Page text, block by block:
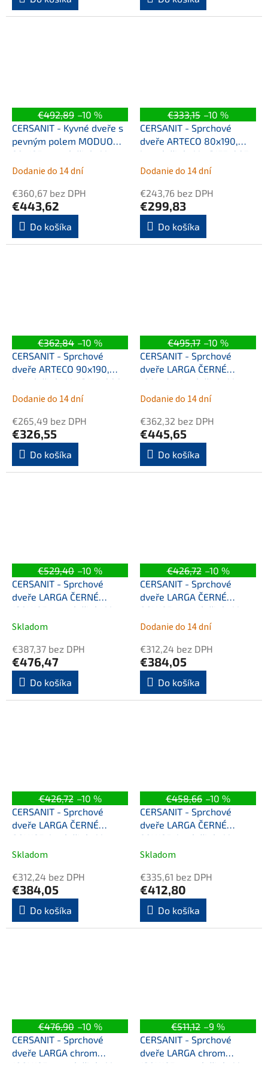
€492,89 –10 %
CERSANIT - Kyvné dveře s
pevným polem MODUO
90x195, pravé, čiré sklo
S162-006
Dodanie do 14 dní
€360,67 bez DPH
€443,62
Do košíka
€333,15 –10 %
CERSANIT - Sprchové
dveře ARTECO 80x190,
kyvné, čiré sklo S157-007
Dodanie do 14 dní
€243,76 bez DPH
€299,83
Do košíka
€362,84 –10 %
CERSANIT - Sprchové
dveře ARTECO 90x190,
kyvné, čiré sklo S157-008
Dodanie do 14 dní
€265,49 bez DPH
€326,55
Do košíka
€495,17 –10 %
CERSANIT - Sprchové
dveře LARGA ČERNÉ
100X195, levé, čiré sklo
S932-129
Dodanie do 14 dní
€362,32 bez DPH
€445,65
Do košíka
€529,40 –10 %
CERSANIT - Sprchové
dveře LARGA ČERNÉ
120X195, pravé, čiré sklo
S932-126
Skladom
€387,37 bez DPH
€476,47
Do košíka
€426,72 –10 %
CERSANIT - Sprchové
dveře LARGA ČERNÉ
80X195 , pravé, čiré sklo
S932-123
Dodanie do 14 dní
€312,24 bez DPH
€384,05
Do košíka
€426,72 –10 %
CERSANIT - Sprchové
dveře LARGA ČERNÉ
80X195, levé, čiré sklo
S932-127
Skladom
€312,24 bez DPH
€384,05
Do košíka
€458,66 –10 %
CERSANIT - Sprchové
dveře LARGA ČERNÉ
90X195, levé, čiré sklo
S932-128
Skladom
€335,61 bez DPH
€412,80
Do košíka
€476,90 –10 %
CERSANIT - Sprchové
dveře LARGA chrom
100X195, pravé, čiré sklo
€511,12 –9 %
CERSANIT - Sprchové
dveře LARGA chrom
120X195, pravé, čiré sklo